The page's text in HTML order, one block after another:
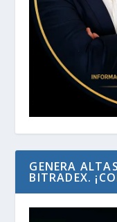
GENERA
BITRADEX.